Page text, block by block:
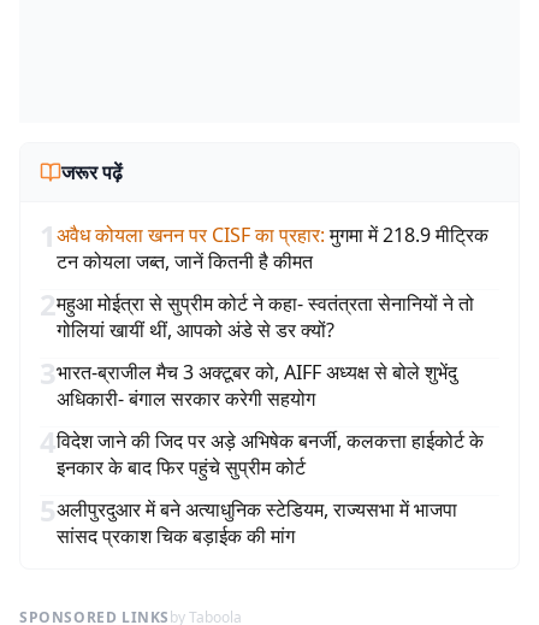
जरूर पढ़ें
1अवैध कोयला खनन पर CISF का प्रहार: मुगमा में 218.9 मीट्रिक
टन कोयला जब्त, जानें कितनी है कीमत
2महुआ मोईत्रा से सुप्रीम कोर्ट ने कहा- स्वतंत्रता सेनानियों ने तो
गोलियां खायीं थीं, आपको अंडे से डर क्यों?
3भारत-ब्राजील मैच 3 अक्टूबर को, AIFF अध्यक्ष से बोले शुभेंदु
अधिकारी- बंगाल सरकार करेगी सहयोग
4विदेश जाने की जिद पर अड़े अभिषेक बनर्जी, कलकत्ता हाईकोर्ट के
इनकार के बाद फिर पहुंचे सुप्रीम कोर्ट
5अलीपुरदुआर में बने अत्याधुनिक स्टेडियम, राज्यसभा में भाजपा
सांसद प्रकाश चिक बड़ाईक की मांग
SPONSORED LINKSby Taboola